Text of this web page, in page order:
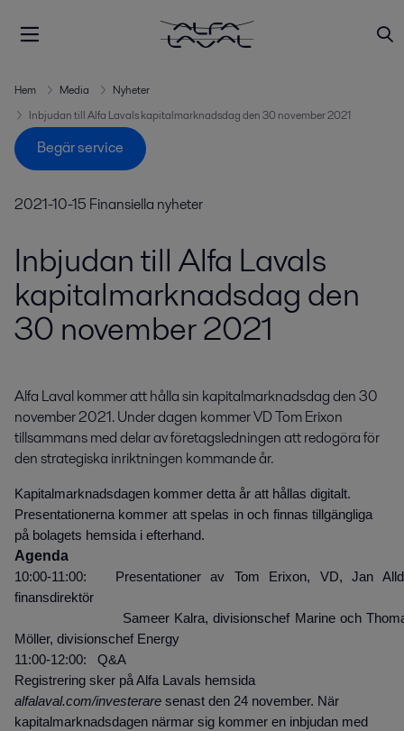
Hem Media
Nyheter
Inbjudan till Alfa Lavals kapitalmarknadsdag den 30 november 2021
Begär service
2021-10-15 Finansiella nyheter
Inbjudan till Alfa Lavals
kapitalmarknadsdag den
30 november 2021
Alfa Laval kommer att hålla sin kapitalmarknadsdag den 30
november 2021. Under dagen kommer VD Tom Erixon
tillsammans med delar av företagsledningen att redogöra för
den strategiska inriktningen kommande år.
Kapitalmarknadsdagen kommer detta år att hållas digitalt.
Presentationerna kommer att spelas in och finnas tillgängliga
på bolagets hemsida i efterhand.
Agenda
10:00-11:00: Presentationer av Tom Erixon, VD, Jan
finansdirektör
Sameer Kalra, divisionschef Marine och
Möller, divisionschef Energy
11:00-12:00: Q&A
Registrering sker på Alfa Lavals hemsida
alfalaval.com/investerare senast den 24 november. När
kapitalmarknadsdagen närmar sig kommer en inbjudan med